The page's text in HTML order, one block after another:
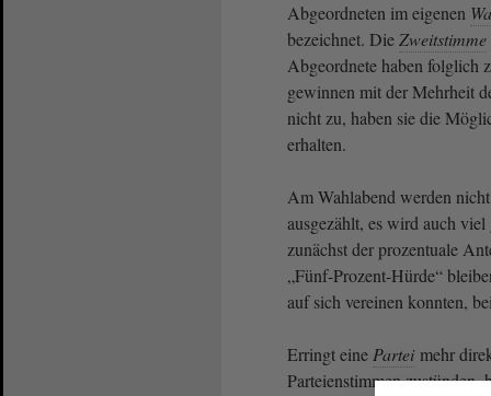
Abgeordneten im eigenen
bezeichnet. DieZweitstimme
Abgeordnete haben folglich
gewinnen mit der Mehrheit
nicht zu, haben sie die
erhalten.
Am Wahlabend werden
ausgezählt, es wird auch
zunächst der prozentuale
„Fünf-Prozent-Hürde“
auf sich vereinen konnten,
Erringt einePartei mehr
Parteienstimmen zustünden,